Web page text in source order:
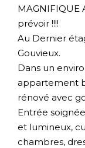
MAGNIFIQUE
prévoir !!!!
Au Dernier
Gouvieux.
Dans un
appartement
rénové avec
Entrée
et lumineux,
chambres,